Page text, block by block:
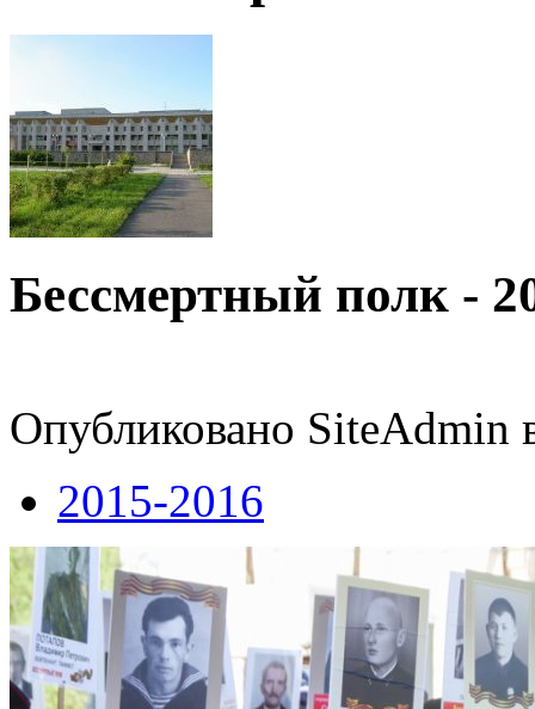
Бессмертный полк -
Опубликовано SiteAdmin
2015-2016